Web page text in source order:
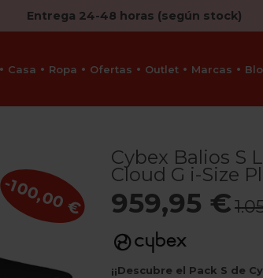
Entrega 24-48 horas (según stock)
Casa Ropa Ofertas Outlet Marcas
-100,00 €
Cybex Balios S
Cloud G i-Size
959,95 €
¡¡Descubre el Pack S de